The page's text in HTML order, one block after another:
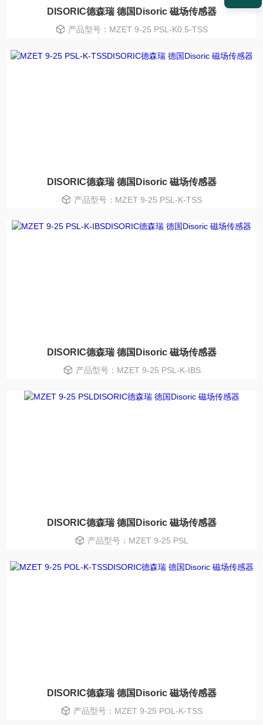
DISORIC德森瑞 德国Disoric 磁场传感器
产品型号：MZET 9-25 PSL-K0.5-TSS
DISORIC德森瑞 德国Disoric 磁场传感器
产品型号：MZET 9-25 PSL-K-TSS
DISORIC德森瑞 德国Disoric 磁场传感器
产品型号：MZET 9-25 PSL-K-IBS
DISORIC德森瑞 德国Disoric 磁场传感器
产品型号：MZET 9-25 PSL
DISORIC德森瑞 德国Disoric 磁场传感器
产品型号：MZET 9-25 POL-K-TSS